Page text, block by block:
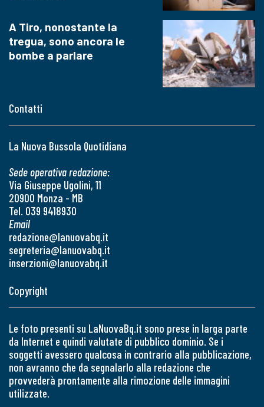
Contatti
La Nuova Bussola Quotidiana
Sede operativa redazione:
Via Giuseppe Ugolini, 11
20900 Monza - MB
Tel. 039 9418930
Email
redazione@lanuovabq.it
segreteria@lanuovabq.it
inserzioni@lanuovabq.it
A Tiro, nonostante la
tregua, sono ancora le
bombe a parlare
Copyright
Le foto presenti su LaNuovaBq.it sono prese in larga parte
da Internet e quindi valutate di pubblico dominio. Se i
soggetti avessero qualcosa in contrario alla pubblicazione,
non avranno che da segnalarlo alla redazione che
provvederà prontamente alla rimozione delle immagini
utilizzate.